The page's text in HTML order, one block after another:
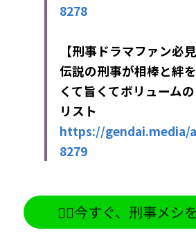
8278
【刑事ドラマファン必見
伝説の刑事が相棒と絆
くて旨くてボリューム
リスト
https://gendai.media/
8279
🕵️‍♂️今すぐ、刑事メシ